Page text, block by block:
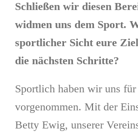
Schließen wir diesen
widmen uns dem Sport.
sportlicher Sicht eure
die nächsten Schritte?
Sportlich haben wir uns
vorgenommen. Mit der
Betty Ewig, unserer